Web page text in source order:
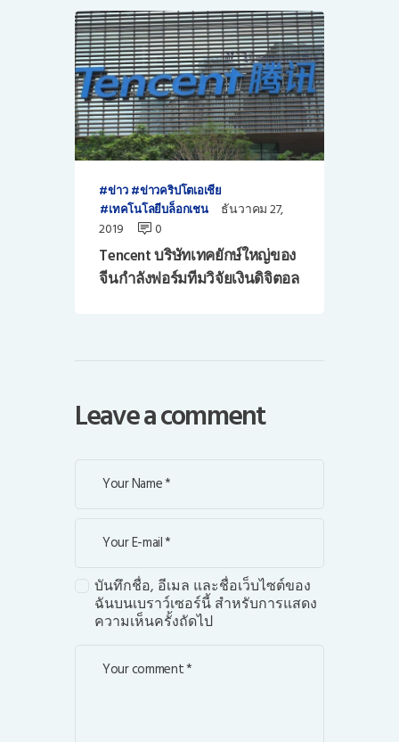
ข่าว
ข่าวคริปโตเอเชีย
เทคโนโลยีบล็อกเชน
ธันวาคม 27,
2019
0
Tencent บริษัทเทคยักษ์ใหญ่ของ
จีนกำลังฟอร์มทีมวิจัยเงินดิจิตอล
Leave a comment
บันทึกชื่อ, อีเมล และชื่อเว็บไซต์ของ
ฉันบนเบราว์เซอร์นี้ สำหรับการแสดง
ความเห็นครั้งถัดไป